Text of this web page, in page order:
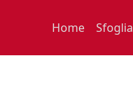
Home Sfoglia